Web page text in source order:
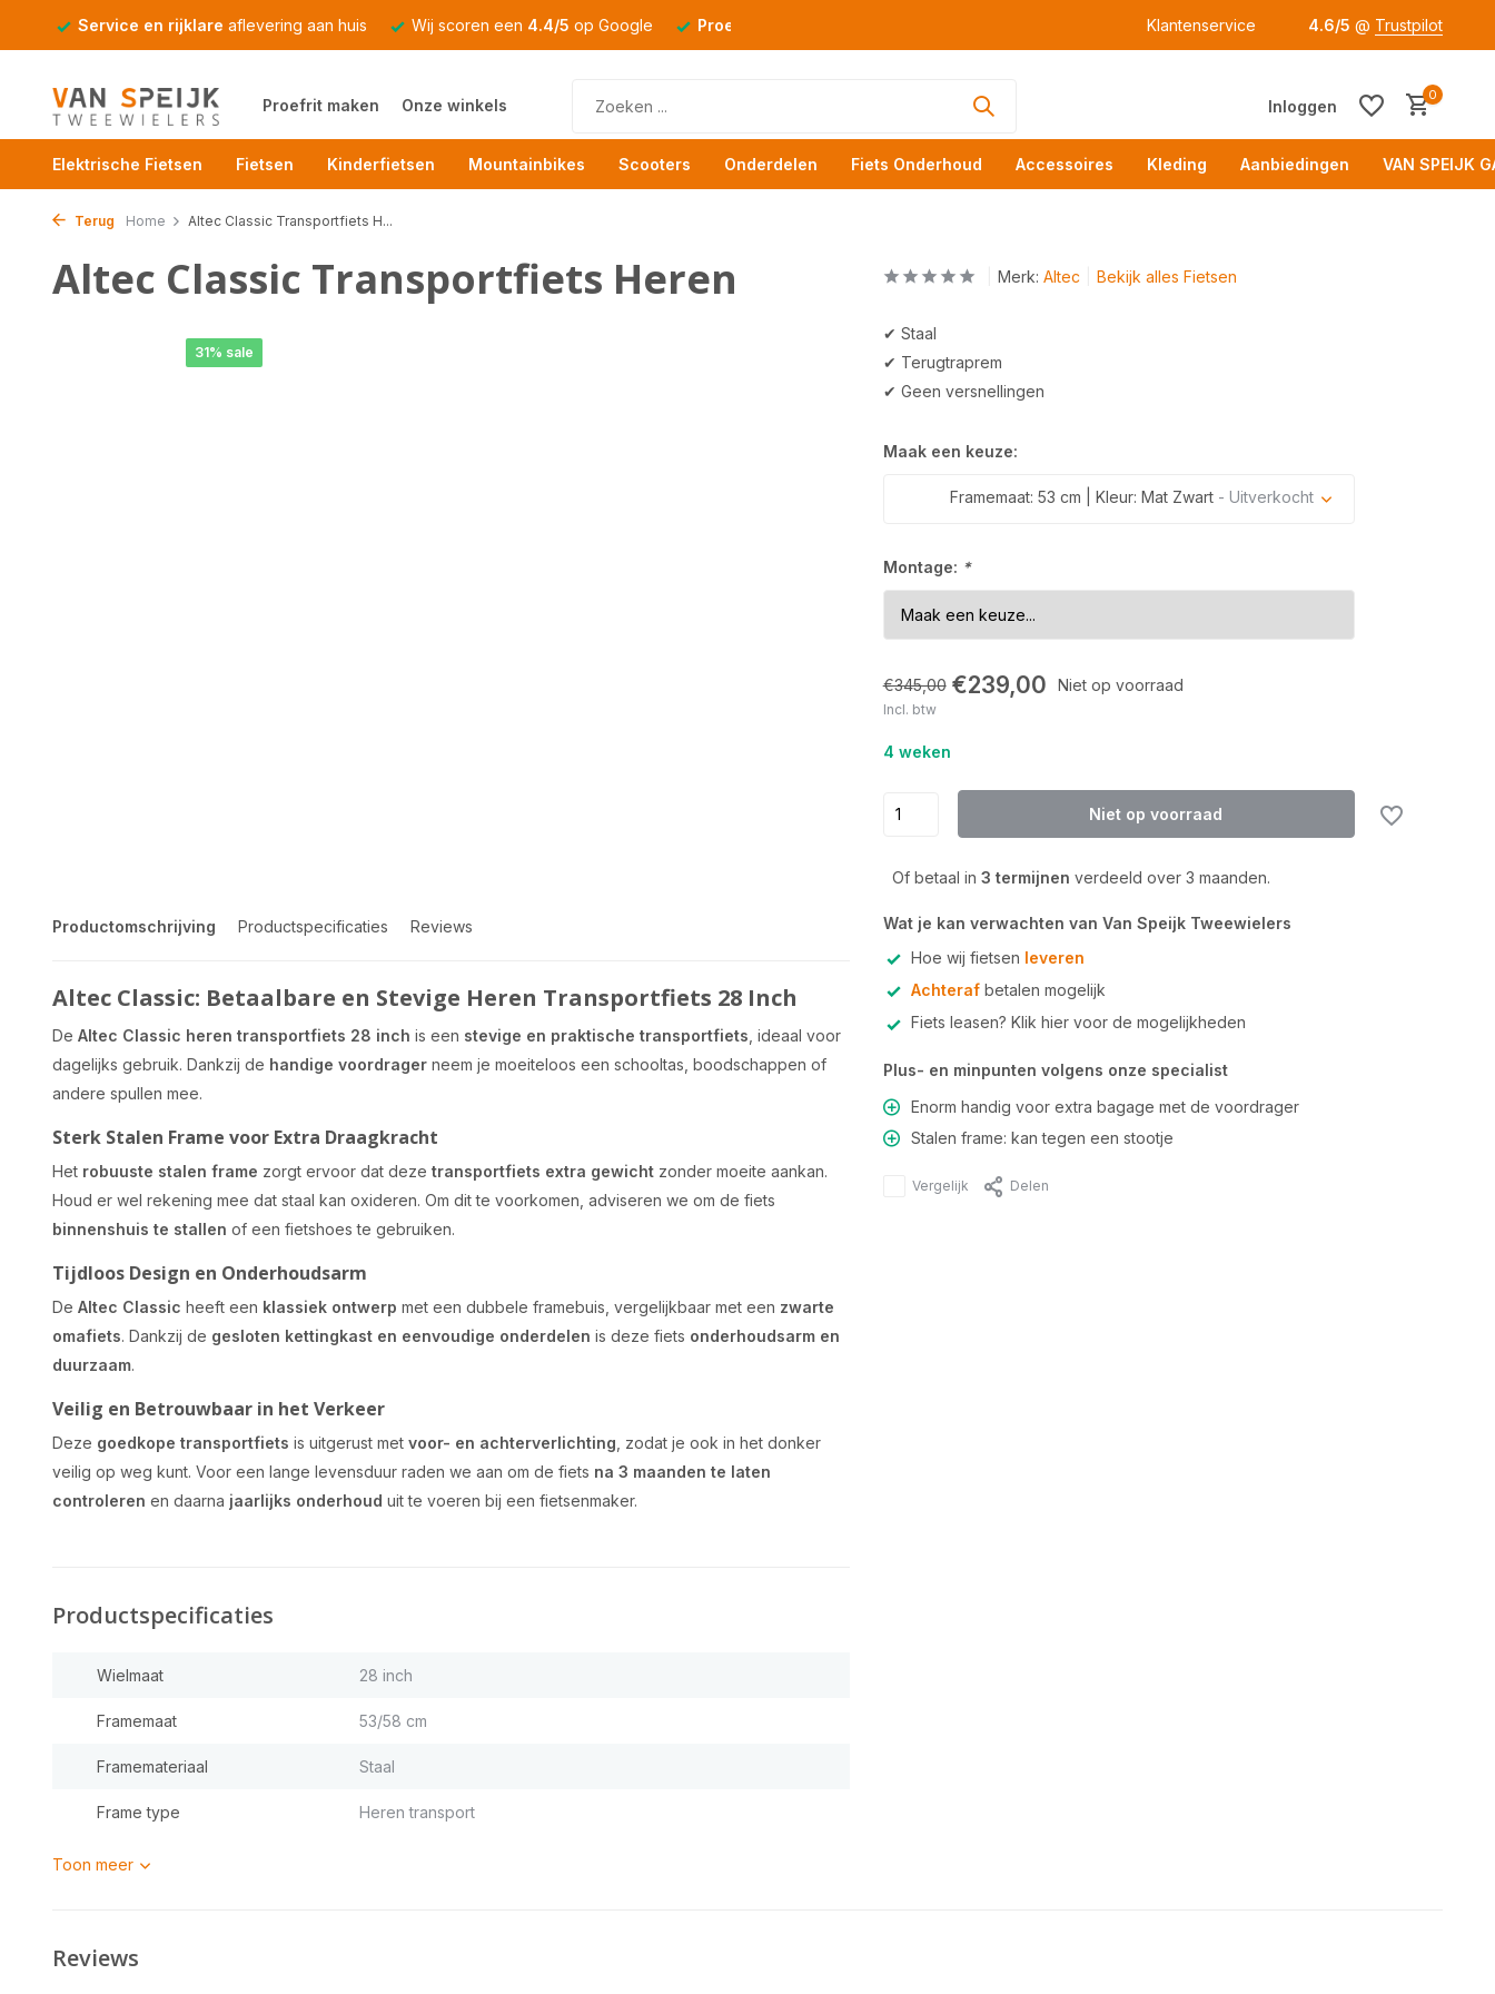
Service en rijklare aflevering aan huis Wij scoren een 4.4/5 op Google Proefrit Klantenservice 4.6/5 @ Trustpilot
Proefrit maken Onze winkels Inloggen
0
Elektrische Fietsen Fietsen Kinderfietsen Mountainbikes Scooters Onderdelen Fiets Onderhoud Accessoires Kleding Aanbiedingen VAN SPEIJK
Terug Home Altec Classic Transportfiets H...
Altec Classic Transportfiets Heren
31% sale
Productomschrijving Productspecificaties Reviews
Altec Classic: Betaalbare en Stevige Heren Transportfiets 28 Inch
De Altec Classic heren transportfiets 28 inch is een stevige en praktische transportfiets , ideaal voor
dagelijks gebruik. Dankzij de handige voordrager neem je moeiteloos een schooltas, boodschappen of
andere spullen mee.
Sterk Stalen Frame voor Extra Draagkracht
Het robuuste stalen frame zorgt ervoor dat deze transportfiets extra gewicht zonder moeite aankan.
Houd er wel rekening mee dat staal kan oxideren. Om dit te voorkomen, adviseren we om de fiets
binnenshuis te stallen of een fietshoes te gebruiken.
Tijdloos Design en Onderhoudsarm
De Altec Classic heeft een klassiek ontwerp met een dubbele framebuis, vergelijkbaar met een zwarte
omafiets. Dankzij de gesloten kettingkast en eenvoudige onderdelen is deze fiets onderhoudsarm en
duurzaam.
Veilig en Betrouwbaar in het Verkeer
Deze goedkope transportfiets is uitgerust met voor- en achterverlichting , zodat je ook in het donker
veilig op weg kunt. Voor een lange levensduur raden we aan om de fiets na 3 maanden te laten
controleren en daarna jaarlijks onderhoud uit te voeren bij een fietsenmaker.
Productspecificaties
Wielmaat 28 inch
Framemaat 53/58 cm
Framemateriaal Staal
Frame type Heren transport
Toon meer
Merk: Altec Bekijk alles Fietsen
✔ Staal
✔ Terugtraprem
✔ Geen versnellingen
Maak een keuze:
Framemaat: 53 cm | Kleur: Mat Zwart- Uitverkocht
Montage: *
€345,00 €239,00 Niet op voorraad
Incl. btw
4 weken
Niet op voorraad
Of betaal in 3 termijnen verdeeld over 3 maanden.
Wat je kan verwachten van Van Speijk Tweewielers
Hoe wij fietsen leveren
Achterafbetalen mogelijk
Fiets leasen? Klik hier voor de mogelijkheden
Plus- en minpunten volgens onze specialist
Enorm handig voor extra bagage met de voordrager
Stalen frame: kan tegen een stootje
Vergelijk Delen
Reviews